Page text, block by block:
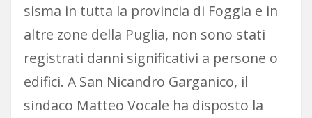
sisma in tutta la provincia di Foggia e in
altre zone della Puglia, non sono stati
registrati danni significativi a persone o
edifici. A San Nicandro Garganico, il
sindaco Matteo Vocale ha disposto la